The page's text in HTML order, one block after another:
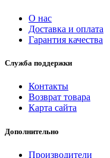
О нас
Доставка и оплата
Гарантия качества
Служба поддержки
Контакты
Возврат товара
Карта сайта
Дополнительно
Производители